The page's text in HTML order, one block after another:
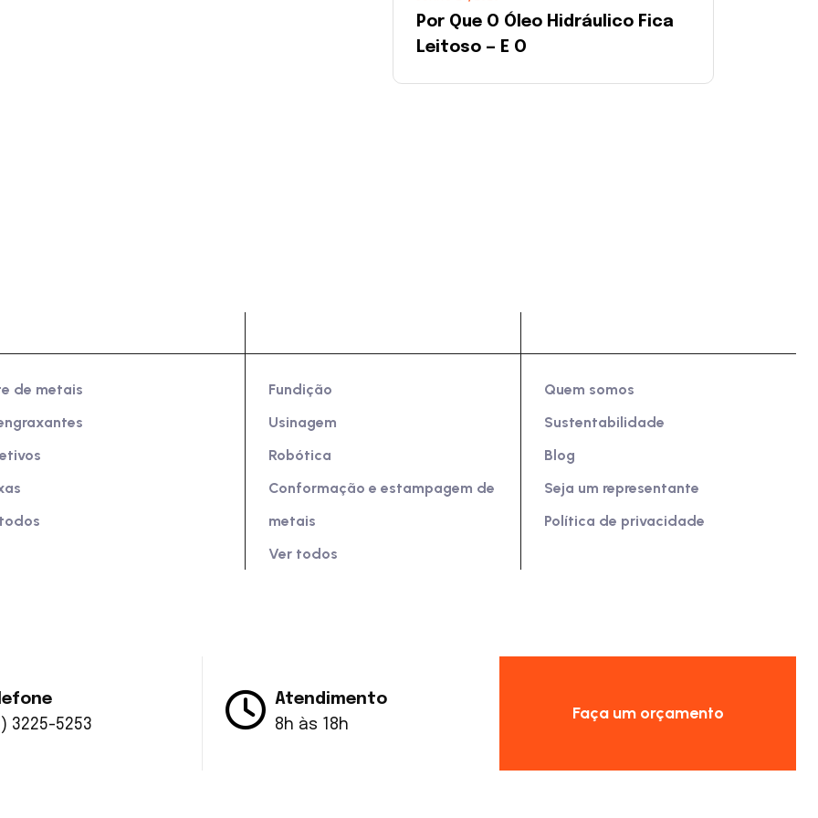
Por Que O Óleo Hidráulico Fica
Leitoso — E O
de metais
Fundição
Usinagem
Robótica
Conformação e estampagem de
metais
Ver todos
Quem somos
Sustentabilidade
Blog
Seja um representante
Política de privacidade
3225-5253
Atendimento
8h às 18h
Faça um orçamento